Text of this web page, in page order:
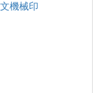
機械印